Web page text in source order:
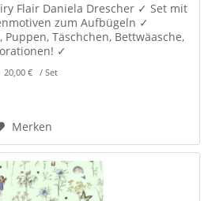
Flair Daniela Drescher ✓ Set mit
zum Aufbügeln ✓
Täschchen, Bettwäasche,
✓
20,00 € / Set
Merken